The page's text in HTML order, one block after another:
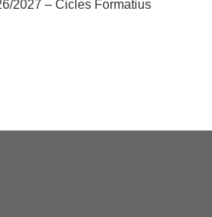
2027 – Cicles Formatius